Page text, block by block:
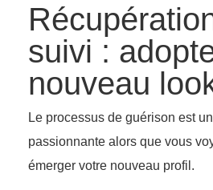
suivi :
nouveau
Le processus de guérison est
passionnante alors que vous
émerger votre nouveau profil.